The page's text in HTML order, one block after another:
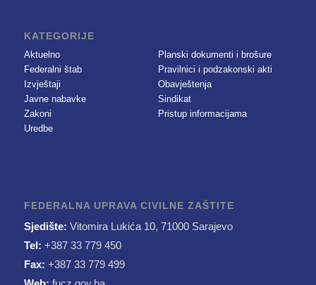
KATEGORIJE
Aktuelno
Federalni štab
Izvještaji
Javne nabavke
Zakoni
Uredbe
Planski dokumenti i brošure
Pravilnici i podzakonski akti
Obavještenja
Sindikat
Pristup informacijama
FEDERALNA UPRAVA CIVILNE ZAŠTITE
Sjedište: Vitomira Lukića 10, 71000 Sarajevo
Tel: +387 33 779 450
Fax: +387 33 779 499